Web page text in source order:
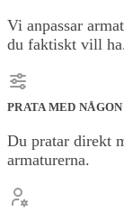
Vi anpassar
du faktiskt vill
PRATA MED
Du pratar direkt
armaturerna.